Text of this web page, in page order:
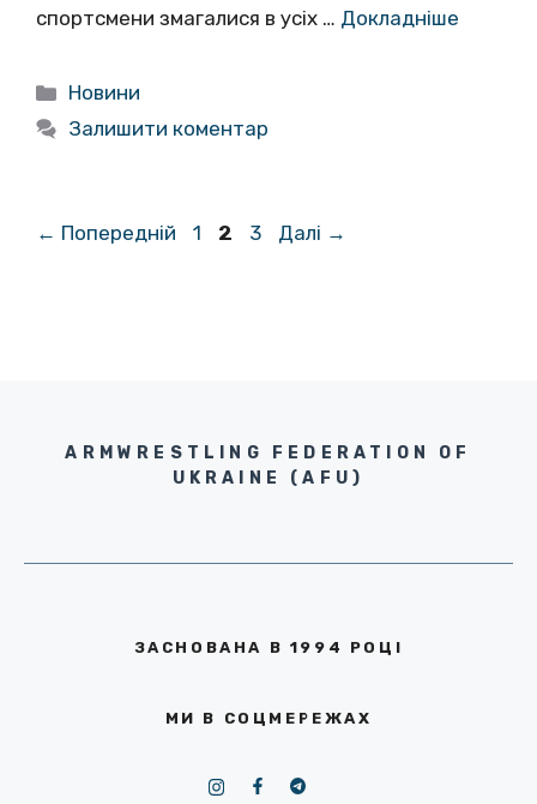
спортсмени змагалися в усіх … Докладніше
Категорії
Новини
Залишити коментар
← Попередній Сторінка
1 Сторінка
2 Сторінка
3 Далі →
ARMWRESTLING FEDERATION OF
UKRAINE (AFU)
ЗАСНОВАНА В 1994 РОЦІ
МИ В СОЦМЕРЕЖАХ